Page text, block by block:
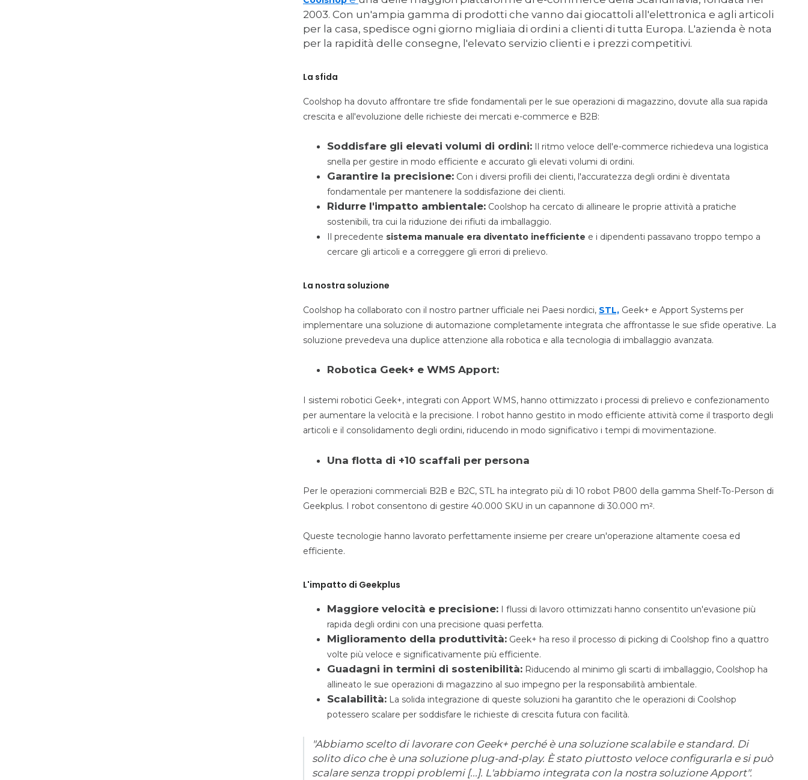
2003. Con un'ampia gamma di prodotti che vanno dai giocattoli all'elettronica e agli articoli
per la casa, spedisce ogni giorno migliaia di ordini a clienti di tutta Europa. L'azienda è nota
per la rapidità delle consegne, l'elevato servizio clienti e i prezzi competitivi.
La sfida
Coolshop ha dovuto affrontare tre sfide fondamentali per le sue operazioni di magazzino, dovute alla sua rapida
crescita e all'evoluzione delle richieste dei mercati e-commerce e B2B:
Soddisfare gli elevati volumi di ordini: Il ritmo veloce dell'e-commerce richiedeva una logistica
snella per gestire in modo efficiente e accurato gli elevati volumi di ordini.
Garantire la precisione: Con i diversi profili dei clienti, l'accuratezza degli ordini è diventata
fondamentale per mantenere la soddisfazione dei clienti.
Ridurre l'impatto ambientale: Coolshop ha cercato di allineare le proprie attività a pratiche
sostenibili, tra cui la riduzione dei rifiuti da imballaggio.
Il precedente sistema manuale era diventato inefficiente e i dipendenti passavano troppo tempo a
cercare gli articoli e a correggere gli errori di prelievo.
La nostra soluzione
Coolshop ha collaborato con il nostro partner ufficiale nei Paesi nordici, STL, Geek+ e Apport Systems per
implementare una soluzione di automazione completamente integrata che affrontasse le sue sfide operative. La
soluzione prevedeva una duplice attenzione alla robotica e alla tecnologia di imballaggio avanzata.
Robotica Geek+ e WMS Apport:
I sistemi robotici Geek+, integrati con Apport WMS, hanno ottimizzato i processi di prelievo e confezionamento
per aumentare la velocità e la precisione. I robot hanno gestito in modo efficiente attività come il trasporto degli
articoli e il consolidamento degli ordini, riducendo in modo significativo i tempi di movimentazione.
Una flotta di +10 scaffali per persona
Per le operazioni commerciali B2B e B2C, STL ha integrato più di 10 robot P800 della gamma Shelf-To-Person di
Geekplus. I robot consentono di gestire 40.000 SKU in un capannone di 30.000 m².
Queste tecnologie hanno lavorato perfettamente insieme per creare un'operazione altamente coesa ed
efficiente.
L'impatto di Geekplus
Maggiore velocità e precisione: I flussi di lavoro ottimizzati hanno consentito un'evasione più
rapida degli ordini con una precisione quasi perfetta.
Miglioramento della produttività: Geek+ ha reso il processo di picking di Coolshop fino a quattro
volte più veloce e significativamente più efficiente.
Guadagni in termini di sostenibilità: Riducendo al minimo gli scarti di imballaggio, Coolshop ha
allineato le sue operazioni di magazzino al suo impegno per la responsabilità ambientale.
Scalabilità: La solida integrazione di queste soluzioni ha garantito che le operazioni di Coolshop
potessero scalare per soddisfare le richieste di crescita futura con facilità.
"Abbiamo scelto di lavorare con Geek+ perché è una soluzione scalabile e standard. Di
solito dico che è una soluzione plug-and-play. È stato piuttosto veloce configurarla e si può
scalare senza troppi problemi [...]. L'abbiamo integrata con la nostra soluzione Apport".